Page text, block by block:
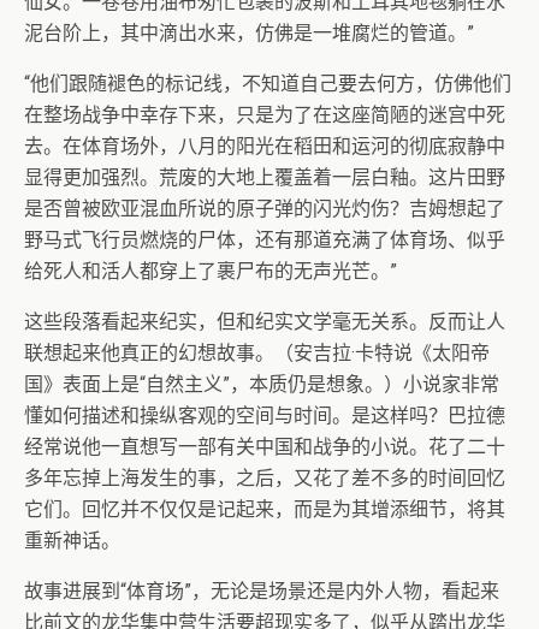
泥台阶上，其中滴出水来，仿佛是一堆腐烂的管道。”
“他们跟随褪色的标记线，不知道自己要去何方，仿佛他们
在整场战争中幸存下来，只是为了在这座简陋的迷宫中死
去。在体育场外，八月的阳光在稻田和运河的彻底寂静中
显得更加强烈。荒废的大地上覆盖着一层白釉。这片田野
是否曾被欧亚混血所说的原子弹的闪光灼伤？吉姆想起了
野马式飞行员燃烧的尸体，还有那道充满了体育场、似乎
给死人和活人都穿上了裹尸布的无声光芒。”
这些段落看起来纪实，但和纪实文学毫无关系。反而让人
联想起来他真正的幻想故事。（安吉拉·卡特说《太阳帝
国》表面上是“自然主义”，本质仍是想象。）小说家非常
懂如何描述和操纵客观的空间与时间。是这样吗？巴拉德
经常说他一直想写一部有关中国和战争的小说。花了二十
多年忘掉上海发生的事，之后，又花了差不多的时间回忆
它们。回忆并不仅仅是记起来，而是为其增添细节，将其
重新神话。
故事进展到“体育场”，无论是场景还是内外人物，看起来
比前文的龙华集中营生活要超现实多了，似乎从踏出龙华